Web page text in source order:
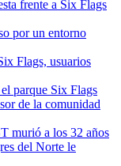
frente a Six Flags
por un entorno
Flags, usuarios
parque Six Flags
de la comunidad
murió a los 32 años
del Norte le